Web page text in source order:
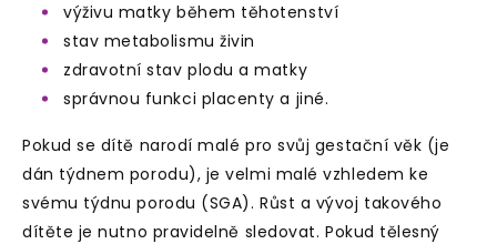
výživu matky během těhotenství
stav metabolismu živin
zdravotní stav plodu a matky
správnou funkci placenty a jiné.
Pokud se dítě narodí malé pro svůj gestační věk (je
dán týdnem porodu), je velmi malé vzhledem ke
svému týdnu porodu (SGA). Růst a vývoj takového
dítěte je nutno pravidelně sledovat. Pokud tělesný